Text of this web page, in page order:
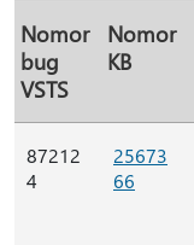
Nomor
bug
VSTS
Nomor
KB
87212
4
25673
66